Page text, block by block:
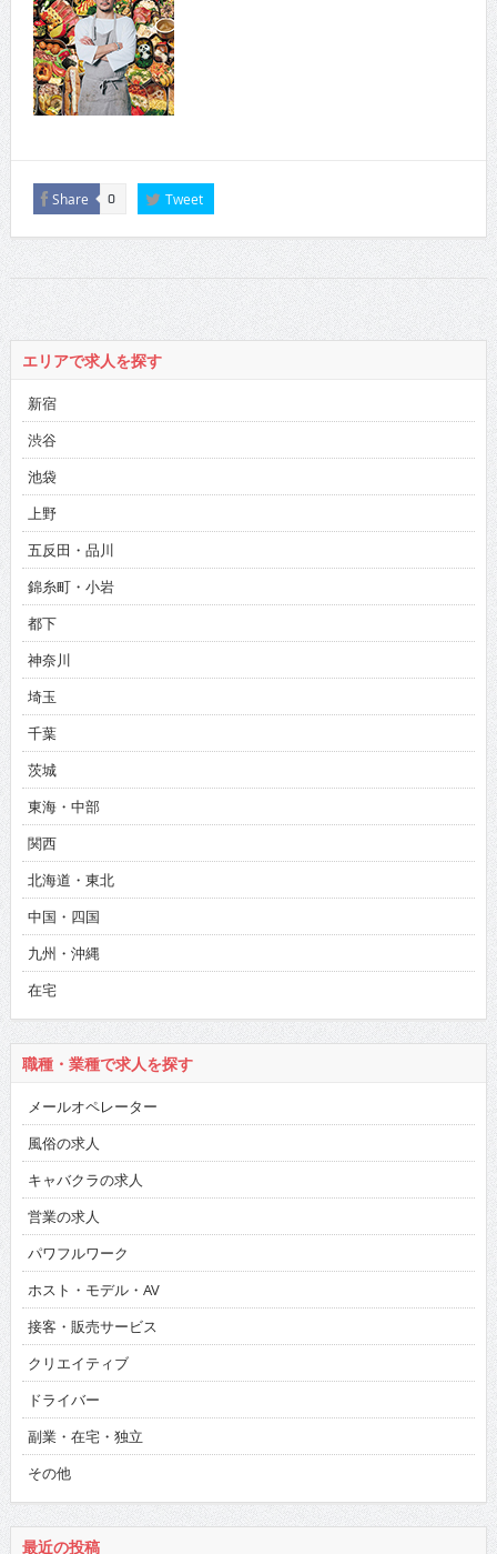
Share 0 Tweet
エリアで求人を探す
新宿
渋谷
池袋
上野
五反田・品川
錦糸町・小岩
都下
神奈川
埼玉
千葉
茨城
東海・中部
関西
北海道・東北
中国・四国
九州・沖縄
在宅
職種・業種で求人を探す
メールオペレーター
風俗の求人
キャバクラの求人
営業の求人
パワフルワーク
ホスト・モデル・AV
接客・販売サービス
クリエイティブ
ドライバー
副業・在宅・独立
その他
最近の投稿